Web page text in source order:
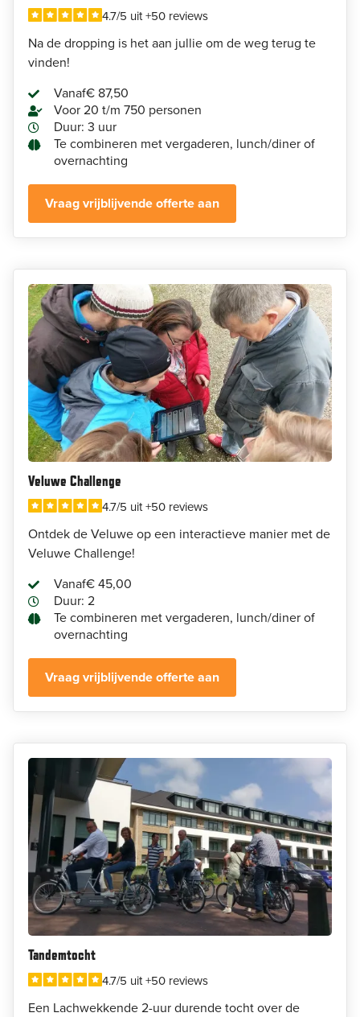
4.7/5 uit +50 reviews
Na de dropping is het aan jullie om de weg terug te
vinden!
Vanaf€ 87,50
Voor 20 t/m 750 personen
Duur: 3 uur
Te combineren met vergaderen, lunch/diner of
overnachting
Vraag vrijblijvende offerte aan
Veluwe Challenge
4.7/5 uit +50 reviews
Ontdek de Veluwe op een interactieve manier met de
Veluwe Challenge!
Vanaf€ 45,00
Duur: 2
Te combineren met vergaderen, lunch/diner of
overnachting
Vraag vrijblijvende offerte aan
Tandemtocht
4.7/5 uit +50 reviews
Een Lachwekkende 2-uur durende tocht over de